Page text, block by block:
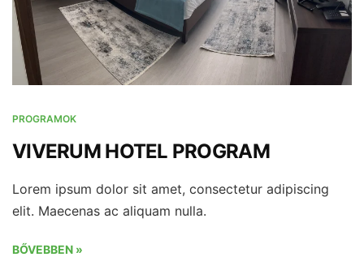
PROGRAMOK
VIVERUM HOTEL PROGRAM
Lorem ipsum dolor sit amet, consectetur adipiscing
elit. Maecenas ac aliquam nulla.
BŐVEBBEN »